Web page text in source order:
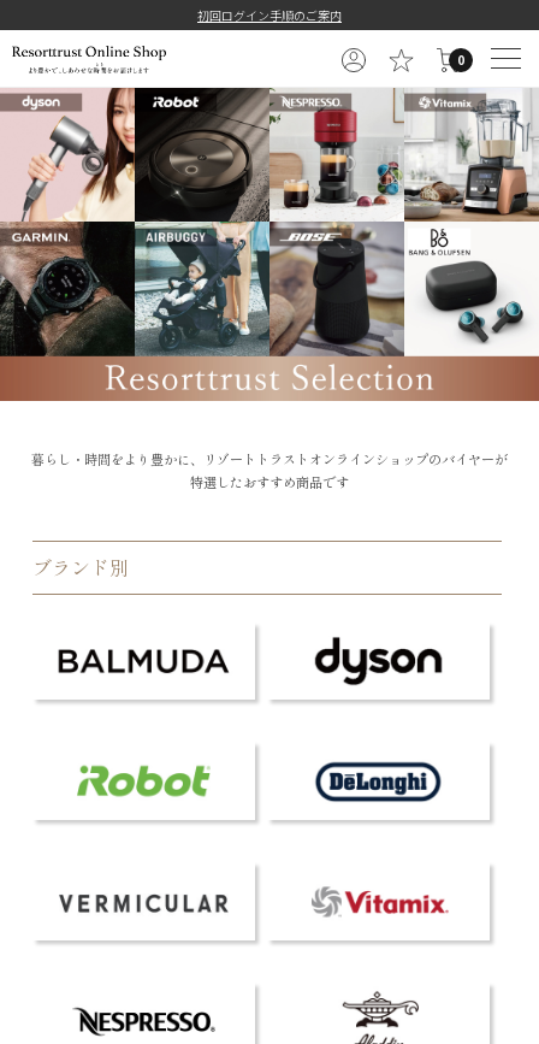
初回ログイン手順のご案内
0
暮らし・時間をより豊かに、リゾートトラストオンラインショップのバイヤーが
特選したおすすめ商品です
ブランド別